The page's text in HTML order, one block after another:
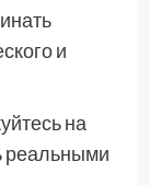
и
на
реальными